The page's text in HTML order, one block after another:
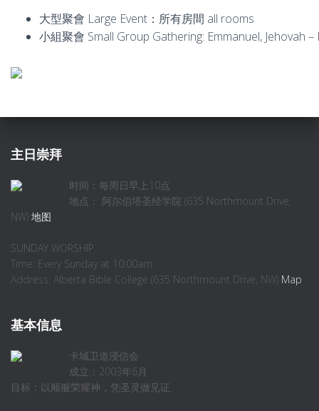
大型聚會 Large Event：所有房間 all rooms
小組聚會 Small Group Gathering: Emmanuel, Jehovah –
主日崇拜
时间：每周日早上10点
地点： 阿尔伯塔圣经学院 (635 Northmount Drive,
NW) 地图
SUNDAY WORSHIP
Time: Every Sunday at 10:00am
Address: Alberta Bible College (635 Northmount Drive, NW) Map
基本信息
卡城卫道浸信会
成立：2003年6月
目标：以顺服荣耀神，凭圣灵做见证